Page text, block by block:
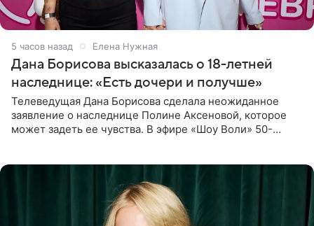
5 часов назад Елена Нужная
Дана Борисова высказалась о 18-летней
наследнице: «Есть дочери и получше»
Телеведущая Дана Борисова сделала неожиданное
заявление о наследнице Полине Аксеновой, которое
может задеть ее чувства. В эфире «Шоу Воли» 50-